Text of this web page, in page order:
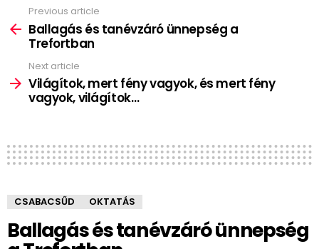
more
Previous article
Ballagás és tanévzáró ünnepség a
Trefortban
Next article
Világítok, mert fény vagyok, és mert fény
vagyok, világítok…
CSABACSŰD OKTATÁS
Ballagás és tanévzáró ünnepség